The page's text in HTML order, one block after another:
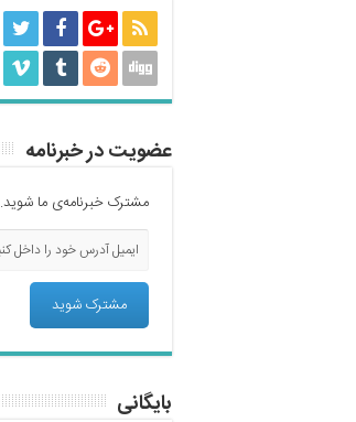
عضویت در خبرنامه
مشترک خبرنامه‌ی ما شوید.
بایگانی